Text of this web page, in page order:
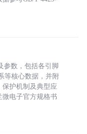
参数，包括各引脚
等核心数据，并附
护机制及典型应
电子官方规格书